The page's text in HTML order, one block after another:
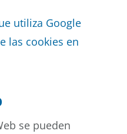
utiliza Google
las cookies en
se pueden